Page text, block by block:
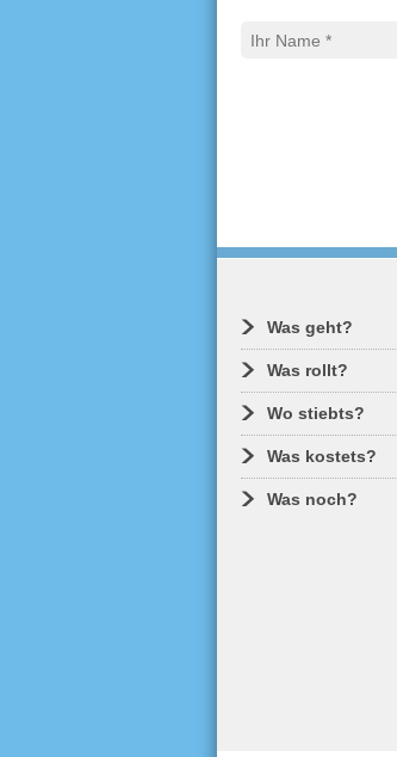
Was geht?
Was rollt?
Wo stiebts?
Was kostets?
Was noch?